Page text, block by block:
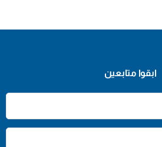
ابقوا متابعين